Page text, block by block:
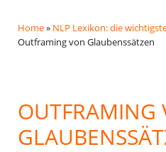
Home» NLP Lexikon: die
Outframing von Glaubenssätzen
OUTFRAMING